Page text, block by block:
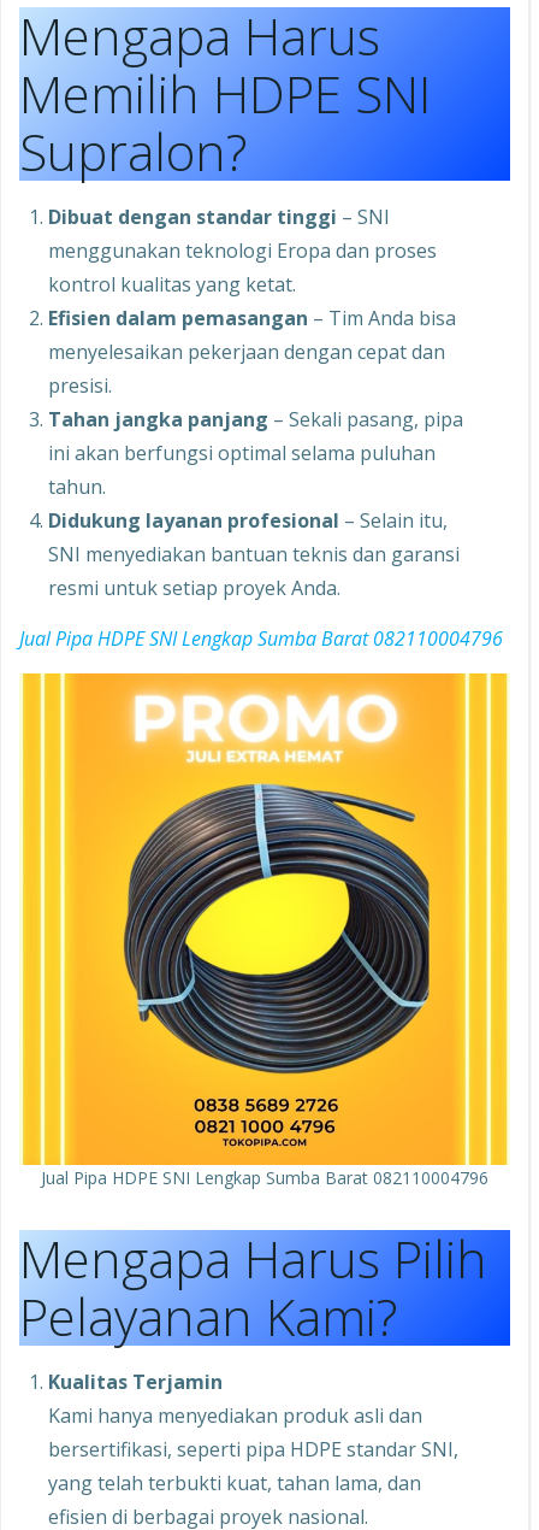
Mengapa Harus
Memilih HDPE SNI
Supralon?
Dibuat dengan standar tinggi – SNI
menggunakan teknologi Eropa dan proses
kontrol kualitas yang ketat.
Efisien dalam pemasangan – Tim Anda bisa
menyelesaikan pekerjaan dengan cepat dan
presisi.
Tahan jangka panjang – Sekali pasang, pipa
ini akan berfungsi optimal selama puluhan
tahun.
Didukung layanan profesional – Selain itu,
SNI menyediakan bantuan teknis dan garansi
resmi untuk setiap proyek Anda.
Jual Pipa HDPE SNI Lengkap Sumba Barat 082110004796
Jual Pipa HDPE SNI Lengkap Sumba Barat 082110004796
Mengapa Harus Pilih
Pelayanan Kami?
Kualitas Terjamin
Kami hanya menyediakan produk asli dan
bersertifikasi, seperti pipa HDPE standar SNI,
yang telah terbukti kuat, tahan lama, dan
efisien di berbagai proyek nasional.